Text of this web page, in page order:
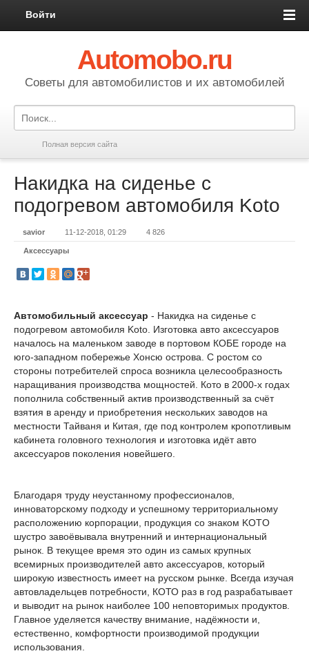
Войти
Automobo.ru
Cоветы для автомобилистов и их автомобилей
Полная версия сайта
Накидка на сиденье с
подогревом автомобиля Koto
savior 11-12-2018, 01:29 4 826
Аксессуары
Автомобильный аксессуар - Накидка на сиденье с
подогревом автомобиля Koto. Изготовка авто аксессуаров
началось на маленьком заводе в портовом КОБЕ городе на
юго-западном побережье Хонсю острова. С ростом со
стороны потребителей спроса возникла целесообразность
наращивания производства мощностей. Кото в 2000-х годах
пополнила собственный актив производственный за счёт
взятия в аренду и приобретения нескольких заводов на
местности Тайваня и Китая, где под контролем кропотливым
кабинета головного технология и изготовка идёт авто
аксессуаров поколения новейшего.
Благодаря труду неустанному профессионалов,
инноваторскому подходу и успешному территориальному
расположению корпорации, продукция со знаком KOTO
шустро завоёвывала внутренний и интернациональный
рынок. В текущее время это один из самых крупных
всемирных производителей авто аксессуаров, который
широкую известность имеет на русском рынке. Всегда изучая
автовладельцев потребности, КОТО раз в год разрабатывает
и выводит на рынок наиболее 100 неповторимых продуктов.
Главное уделяется качеству внимание, надёжности и,
естественно, комфортности производимой продукции
использования.